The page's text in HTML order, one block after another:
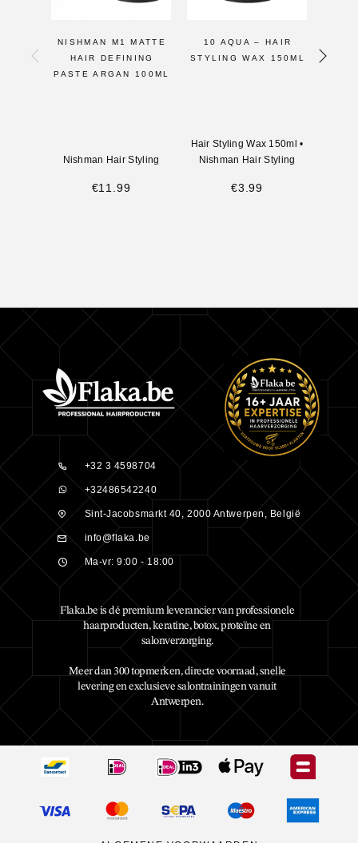
NISHMAN M1 MATTE
HAIR DEFINING
PASTE ARGAN 100ML
Nishman Hair Styling
€11.99
10 AQUA – HAIR
STYLING WAX 150ML
Hair Styling Wax 150ml •
Nishman Hair Styling
€3.99
+32 3 4598704
+32486542240
Sint-Jacobsmarkt 40, 2000 Antwerpen, België
info@flaka.be
Ma-vr: 9:00 - 18:00
Flaka.be is dé premium leverancier van professionele
haarproducten, keratine, botox, proteïne en
salonverzorging.
Meer dan 300 topmerken, directe voorraad, snelle
levering en exclusieve salontrainingen vanuit
Antwerpen.